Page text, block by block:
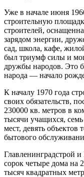
Уже в начале июня
строительную
строителей,
зарядом энергии,
сад, школа, кафе,
был триумф силы и
друж­бы народов. Это
народа — начало
К началу 1970 года
своих обязательств,
230000 кв. метров в
тысячи учащихся,
мест, девять объектов
бытового
Главленинградстрой
сорок четыре дома на
тысяч квадратных